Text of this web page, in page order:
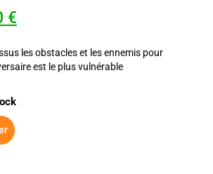
€
les obstacles et les ennemis pour
est le plus vulnérable